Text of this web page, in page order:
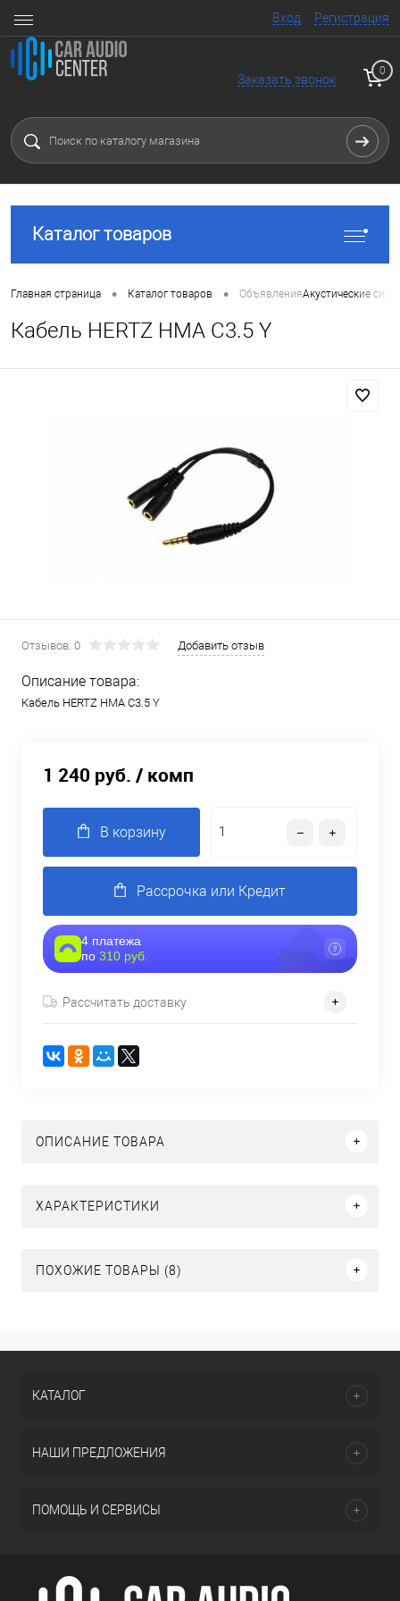
Вход Регистрация
Заказать звонок
0
Каталог товаров
Главная страница • Каталог товаров • ОбъявленияАкустические
Кабель HERTZ HMA C3.5 Y
Отзывов: 0 Добавить отзыв
Описание товара:
Кабель HERTZ HMA C3.5 Y
1 240 руб. / комп
В корзину
Рассрочка или Кредит
4 платежа
по 310 руб.
Рассчитать доставку
ОПИСАНИЕ ТОВАРА
ХАРАКТЕРИСТИКИ
ПОХОЖИЕ ТОВАРЫ (8)
КАТАЛОГ
НАШИ ПРЕДЛОЖЕНИЯ
ПОМОЩЬ И СЕРВИСЫ